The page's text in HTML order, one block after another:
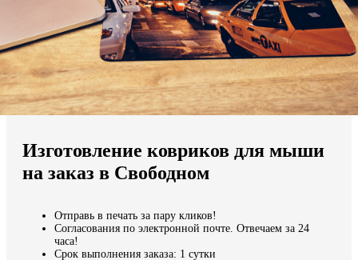
Мы доставляем по всему миру
Продолжить без города
Изготовление ковриков для мыши
на заказ в Свободном
Отправь в печать за пару кликов!
Согласования по электронной почте. Отвечаем за 24
часа!
Срок выполнения заказа: 1 сутки